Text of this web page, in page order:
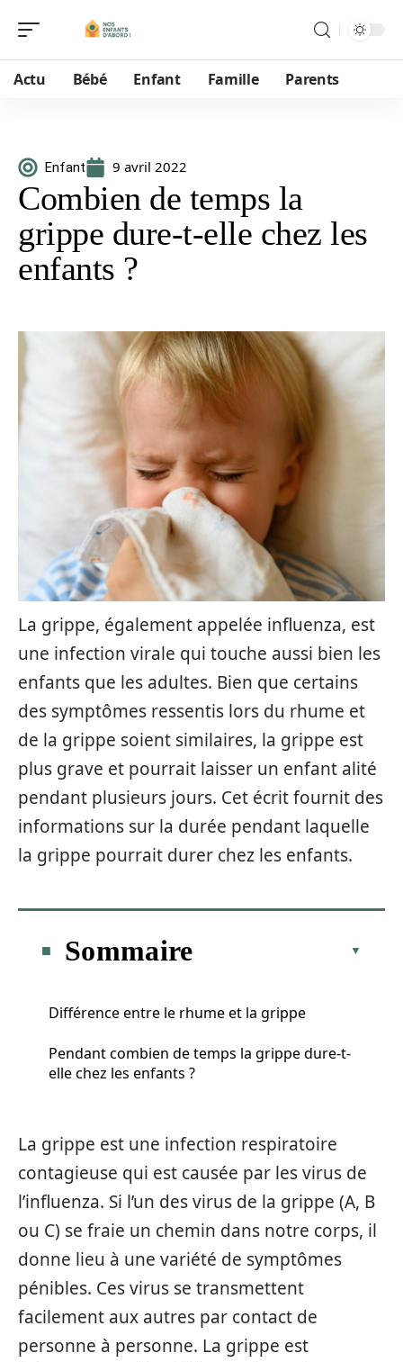
Actu Bébé Enfant Famille Parents
Enfant 9 avril 2022
Combien de temps la
grippe dure-t-elle chez les
enfants ?
La grippe, également appelée influenza, est
une infection virale qui touche aussi bien les
enfants que les adultes. Bien que certains
des symptômes ressentis lors du rhume et
de la grippe soient similaires, la grippe est
plus grave et pourrait laisser un enfant alité
pendant plusieurs jours. Cet écrit fournit des
informations sur la durée pendant laquelle
la grippe pourrait durer chez les enfants.
Sommaire
Différence entre le rhume et la grippe
Pendant combien de temps la grippe dure-t-
elle chez les enfants ?
La grippe est une infection respiratoire
contagieuse qui est causée par les virus de
l’influenza. Si l’un des virus de la grippe (A, B
ou C) se fraie un chemin dans notre corps, il
donne lieu à une variété de symptômes
pénibles. Ces virus se transmettent
facilement aux autres par contact de
personne à personne. La grippe est